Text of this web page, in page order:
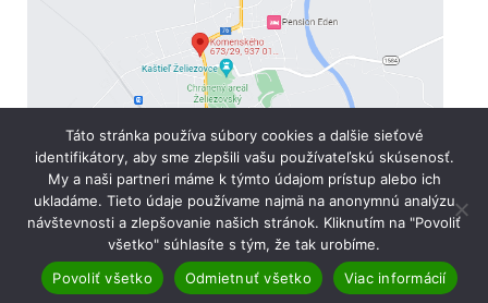
Copyright © 2026 AgromarketOnline | Powered by
Agromarket
Táto stránka používa súbory cookies a dalšie sieťové
identifikátory, aby sme zlepšili vašu používateľskú skúsenosť.
My a naši partneri máme k týmto údajom prístup alebo ich
ukladáme. Tieto údaje používame najmä na anonymnú analýzu
návštevnosti a zlepšovanie našich stránok. Kliknutím na "Povoliť
všetko" súhlasíte s tým, že tak urobíme.
Povoliť všetko
Odmietnuť všetko Viac informácií